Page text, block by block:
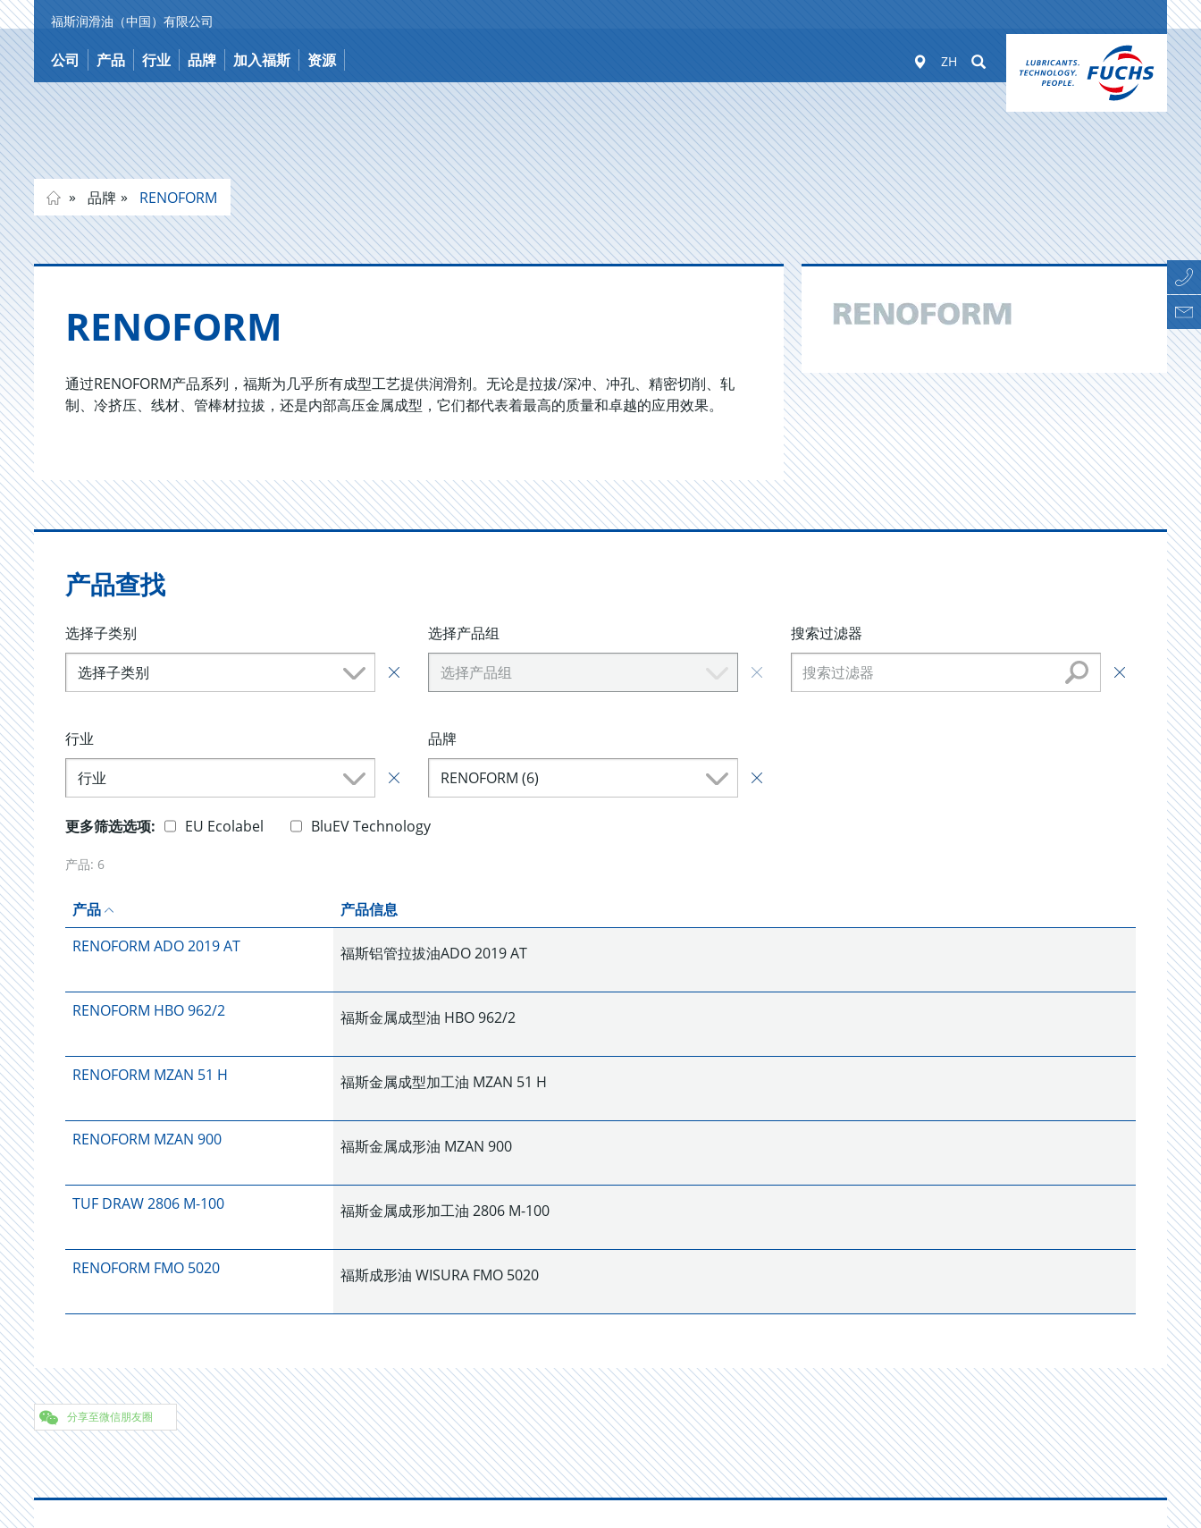
跳
到
内
容
福斯润滑油（中国）有限公司
公司 产品 行业 品牌 加入福斯 资源 Worldwide
ZH Suchen
品牌 RENOFORM
RENOFORM
通过RENOFORM产品系列，福斯为几乎所有成型工艺提供润滑剂。无论是拉拔/深冲、冲孔、精密切削、轧
制、冷挤压、线材、管棒材拉拔，还是内部高压金属成型，它们都代表着最高的质量和卓越的应用效果。
产品查找
选择子类别
选择子类别
选择产品组
选择产品组
搜索过滤器
行业
行业
品牌
RENOFORM (6)
更多筛选选项: EU Ecolabel BluEV Technology
产品: 6
产品
产品信息
RENOFORM ADO 2019 AT
福斯铝管拉拔油ADO 2019 AT
RENOFORM HBO 962/2 福斯金属成型油 HBO 962/2
RENOFORM MZAN 51 H 福斯金属成型加工油 MZAN 51 H
RENOFORM MZAN 900 福斯金属成形油 MZAN 900
TUF DRAW 2806 M-100 福斯金属成形加工油 2806 M-100
RENOFORM FMO 5020 福斯成形油 WISURA FMO 5020
分享至微信朋友圈